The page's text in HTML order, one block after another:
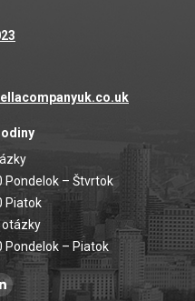
Pondelok – Štvrtok
Piatok
Pondelok – Piatok
Stránka